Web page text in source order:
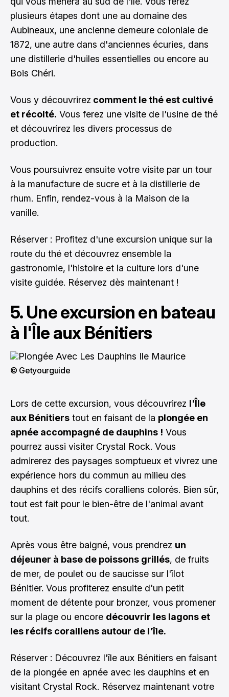
plusieurs étapes dont une au domaine des
Aubineaux, une ancienne demeure coloniale de
1872, une autre dans d'anciennes écuries, dans
une distillerie d'huiles essentielles ou encore au
Bois Chéri.
Vous y découvrirez comment le thé est cultivé
et récolté. Vous ferez une visite de l'usine de thé
et découvrirez les divers processus de
production.
Vous poursuivrez ensuite votre visite par un tour
à la manufacture de sucre et à la distillerie de
rhum. Enfin, rendez-vous à la Maison de la
vanille.
Réserver : Profitez d'une excursion unique sur la
route du thé et découvrez ensemble la
gastronomie, l'histoire et la culture lors d'une
visite guidée. Réservez dès maintenant !
5. Une excursion en bateau
à l'Île aux Bénitiers
© Getyourguide
Lors de cette excursion, vous découvrirez l'Île
aux Bénitiers tout en faisant de la plongée en
apnée accompagné de dauphins ! Vous
pourrez aussi visiter Crystal Rock. Vous
admirerez des paysages somptueux et vivrez une
expérience hors du commun au milieu des
dauphins et des récifs coralliens colorés. Bien sûr,
tout est fait pour le bien-être de l'animal avant
tout.
Après vous être baigné, vous prendrez un
déjeuner à base de poissons grillés, de fruits
de mer, de poulet ou de saucisse sur l'îlot
Bénitier. Vous profiterez ensuite d'un petit
moment de détente pour bronzer, vous promener
sur la plage ou encore découvrir les lagons et
les récifs coralliens autour de l'île.
Réserver : Découvrez l'île aux Bénitiers en faisant
de la plongée en apnée avec les dauphins et en
visitant Crystal Rock. Réservez maintenant votre